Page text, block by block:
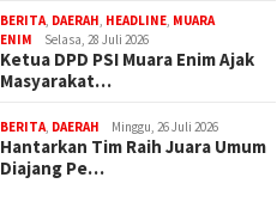
BERITA, DAERAH, HEADLINE, MUARA
ENIM
Selasa, 28 Juli 2026
Ketua DPD PSI Muara Enim Ajak
Masyarakat…
BERITA, DAERAH Minggu, 26 Juli 2026
Hantarkan Tim Raih Juara Umum
Diajang Pe…